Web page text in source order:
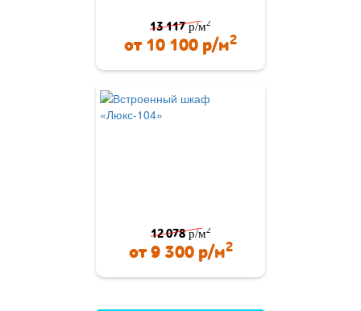
13 117р/м2
от10 100 р/м2
12 078р/м2
от9 300р/м2